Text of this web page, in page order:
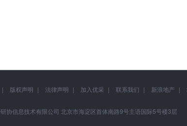
版权声明 法律声明 加入优采 联系我们 新浪地产
协信息技术有限公司 北京市海淀区首体南路9号主语国际5号楼3层